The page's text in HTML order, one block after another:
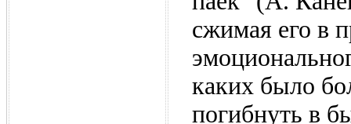
сжимая его в
каких было
погибнуть в